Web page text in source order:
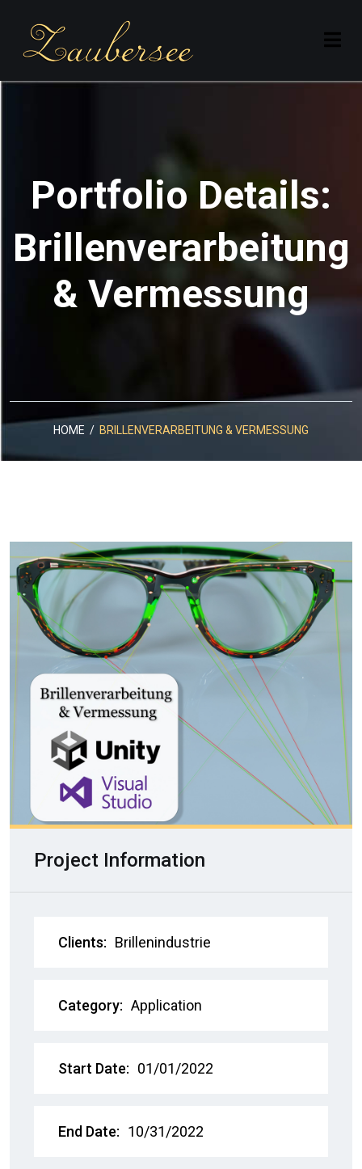
Portfolio Details:
Brillenverarbeitung
& Vermessung
HOME / BRILLENVERARBEITUNG & VERMESSUNG
Project Information
Clients: Brillenindustrie
Category: Application
Start Date: 01/01/2022
End Date: 10/31/2022